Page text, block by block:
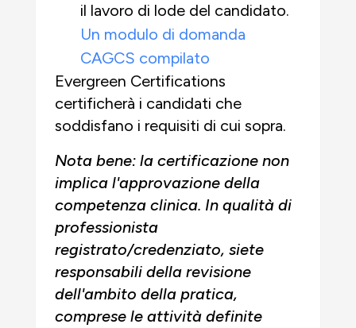
il lavoro di lode del candidato.
Un modulo di domanda
CAGCS compilato
Evergreen Certifications
certificherà i candidati che
soddisfano i requisiti di cui sopra.
Nota bene: la certificazione non
implica l'approvazione della
competenza clinica. In qualità di
professionista
registrato/credenziato, siete
responsabili della revisione
dell'ambito della pratica,
comprese le attività definite